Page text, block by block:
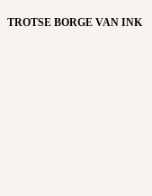
TROTSE BORGE VAN INK